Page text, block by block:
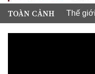
TOÀN CẢNH Thế giới